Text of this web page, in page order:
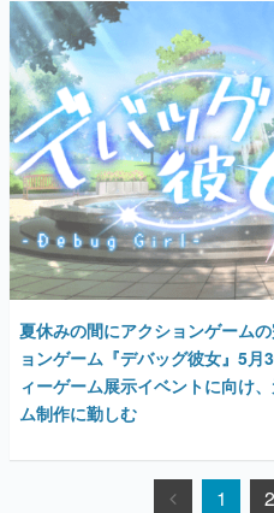
夏休みの間にアクションゲーム
ョンゲーム『デバッグ彼女』5
ィーゲーム展示イベントに向け
ム制作に勤しむ
1 2